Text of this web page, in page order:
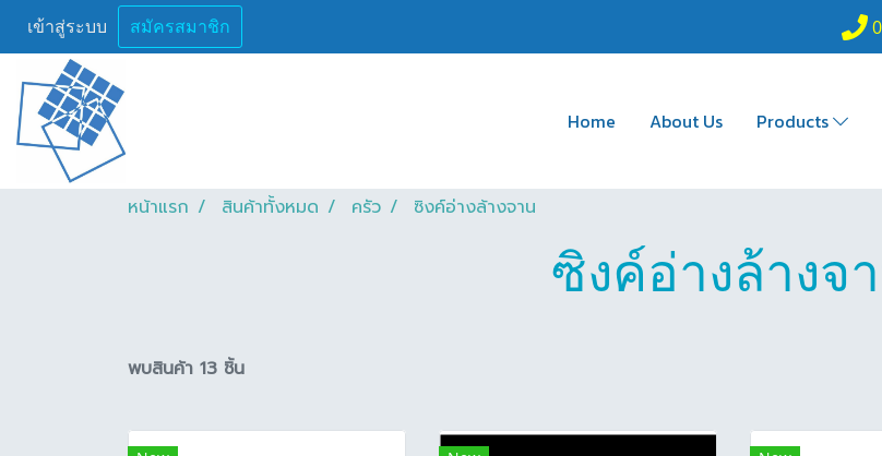
เข้าสู่ระบบ สมัครสมาชิก
Home About Us Products
หน้าแรก สินค้าทั้งหมด ครัว ซิงค์อ่างล้างจาน
ซิงค์อ่างล้างจ
พบสินค้า 13 ชิ้น